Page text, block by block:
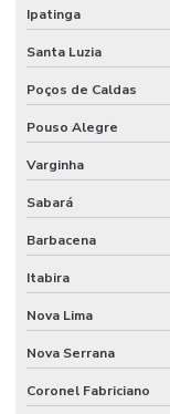
Mangueira
Mangueira Pvc Sucção
Manômetro De
Manômetro De
Manômetro De
Mola Proteção Plástica
Onde Comprar
Onde Encontrar
Ipatinga
Santa Luzia
Poços de Caldas
Pouso Alegre
Varginha
Sabará
Barbacena
Itabira
Nova Lima
Nova Serrana
Coronel Fabriciano